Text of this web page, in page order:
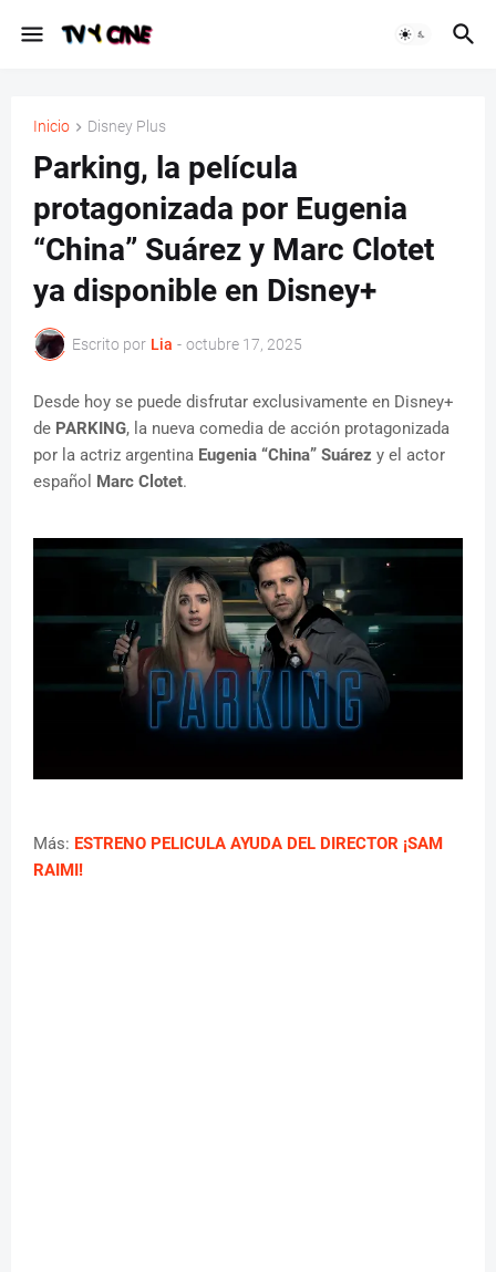
Inicio Disney Plus
Parking, la película
protagonizada por Eugenia
“China” Suárez y Marc Clotet
ya disponible en Disney+
Escrito por Lia - octubre 17, 2025
Desde hoy se puede disfrutar exclusivamente en Disney+
de PARKING, la nueva comedia de acción protagonizada
por la actriz argentina Eugenia “China” Suárez y el actor
español Marc Clotet.
Más: ESTRENO PELICULA AYUDA DEL DIRECTOR ¡SAM
RAIMI!